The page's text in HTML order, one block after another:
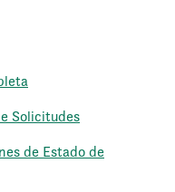
Solicitudes
de Estado de